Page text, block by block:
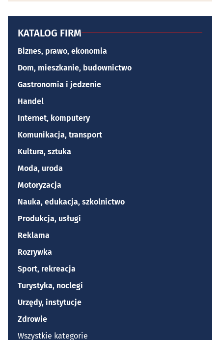
KATALOG FIRM
Biznes, prawo, ekonomia
Dom, mieszkanie, budownictwo
Gastronomia i jedzenie
Handel
Internet, komputery
Komunikacja, transport
Kultura, sztuka
Moda, uroda
Motoryzacja
Nauka, edukacja, szkolnictwo
Produkcja, usługi
Reklama
Rozrywka
Sport, rekreacja
Turystyka, noclegi
Urzędy, instytucje
Zdrowie
Wszystkie kategorie